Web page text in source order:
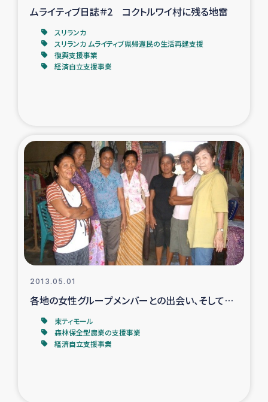
経済自立支援事業
居場所づくり
ガザ地区での公園の緑化を通じた支援事業
ガザ地区における被災住民への緊急支援
ガザ地区酪農を通した女性グループの生計支援
ふりかけ普及と食生活改善による栄養改善事業
フェアトレード事業
緊急支援事業
女性の生計向上を通じた子どもの栄養改善事業
ムライティブ日誌＃2 コクトルワイ村に残る地雷
スリランカ
スリランカ ムライティブ県帰還民の生活再建支援
復興支援事業
経済自立支援事業
2013.05.01
各地の女性グループメンバーとの出会い、そして…
東ティモール
森林保全型農業の支援事業
経済自立支援事業